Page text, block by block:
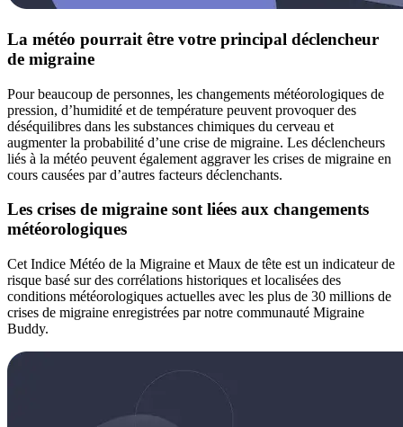
La météo pourrait être votre principal déclencheur
de migraine
Pour beaucoup de personnes, les changements météorologiques de
pression, d’humidité et de température peuvent provoquer des
déséquilibres dans les substances chimiques du cerveau et
augmenter la probabilité d’une crise de migraine. Les déclencheurs
liés à la météo peuvent également aggraver les crises de migraine en
cours causées par d’autres facteurs déclenchants.
Les crises de migraine sont liées aux changements
météorologiques
Cet Indice Météo de la Migraine et Maux de tête est un indicateur de
risque basé sur des corrélations historiques et localisées des
conditions météorologiques actuelles avec les plus de 30 millions de
crises de migraine enregistrées par notre communauté Migraine
Buddy.